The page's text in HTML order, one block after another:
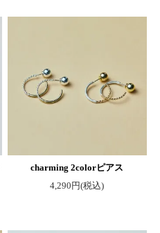
charming 2colorピアス
4,290円(税込)